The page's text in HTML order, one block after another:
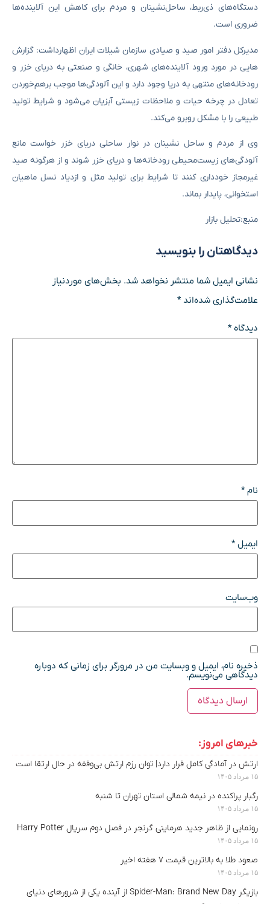
دستگاه‌های ذی‌ربط، ساحل‌نشینان و مردم برای کاهش این آلاینده‌ها
ضروری است.
مدیرکل دفتر امور صید و صیادی سازمان شیلات ایران اظهارداشت: گزارش‌
هایی در مورد ورود آلاینده‌های شهری، خانگی و صنعتی به دریای خزر و
رودخانه‌های منتهی به دریا وجود دارد و این آلودگی‌ها موجب برهم‌خوردن
تعادل در چرخه حیات و ملاحظات زیستی آبزیان می‌شود و شرایط تولید
طبیعی را با مشکل روبرو می‌کند.
وی از مردم و ساحل نشینان در نوار ساحلی دریای خزر خواست مانع
آلودگی‌های زیست‌محیطی رودخانه‌ها و دریای خزر شوند و از هرگونه صید
غیرمجاز خودداری کنند تا شرایط برای تولید مثل و ازدیاد نسل ماهیان
استخوانی، پایدار بماند.
منبع:تحلیل بازار
دیدگاهتان را بنویسید
نشانی ایمیل شما منتشر نخواهد شد. بخش‌های موردنیاز
علامت‌گذاری شده‌اند*
دیدگاه*
نام*
ایمیل*
وب‌سایت
ذخیره نام، ایمیل و وبسایت من در مرورگر برای زمانی که دوباره
دیدگاهی می‌نویسم.
خبرهای امروز:
ارتش در آمادگی کامل قرار دارد| توان رزم ارتش بی‌وقفه در حال ارتقا است
۱۵ مرداد ۱۴۰۵
رگبار پراکنده در نیمه شمالی استان تهران تا شنبه
۱۵ مرداد ۱۴۰۵
رونمایی از ظاهر جدید هرماینی گرنجر در فصل دوم سریال Harry Potter
۱۵ مرداد ۱۴۰۵
صعود طلا به بالاترین قیمت ۷ هفته اخیر
۱۵ مرداد ۱۴۰۵
بازیگر Spider-Man: Brand New Day از آینده یکی از شرورهای دنیای